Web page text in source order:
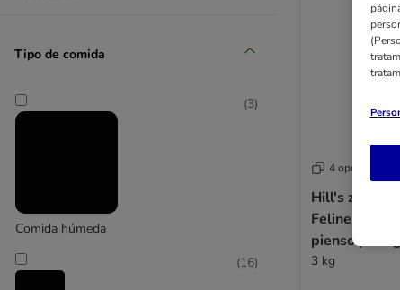
Recuperación
Latas
Gastrointestinal
Tiroides
Tipo de comida
Comida húmeda
(3)
(16)
4 opciones
Hill's z/d
Feline Food
pienso para
3 kg